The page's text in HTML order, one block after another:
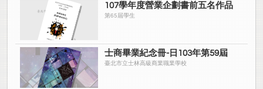
107學年度營業企劃書前五名作品
第65屆學生
士商畢業紀念冊-日103年第59屆
臺北市立士林高級商業職業學校